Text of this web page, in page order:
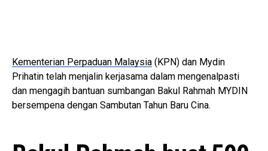
Kementerian Perpaduan Malaysia (KPN) dan Mydin
Prihatin telah menjalin kerjasama dalam mengenalpasti
dan mengagih bantuan sumbangan Bakul Rahmah MYDIN
bersempena dengan Sambutan Tahun Baru Cina.